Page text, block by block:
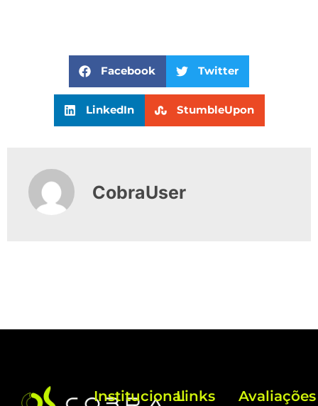
Facebook Twitter
LinkedIn StumbleUpon
CobraUser
InstitucionalLinks
Avaliações